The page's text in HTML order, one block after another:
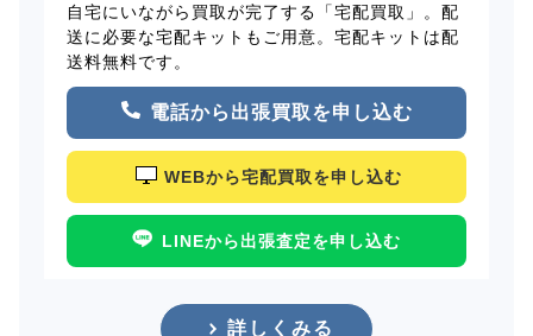
自宅にいながら買取が完了する「宅配買取」。配
送に必要な宅配キットもご用意。宅配キットは配
送料無料です。
電話から出張買取を申し込む
WEBから宅配買取を申し込む
LINEから出張査定を申し込む
詳しくみる